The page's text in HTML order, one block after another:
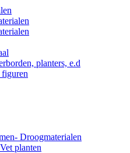
planters, e.d
Droogmaterialen
planten